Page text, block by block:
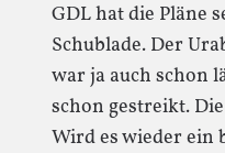
GDL hat die Pläne
Schublade. Der
war ja auch schon
schon gestreikt.
Wird es wieder ein